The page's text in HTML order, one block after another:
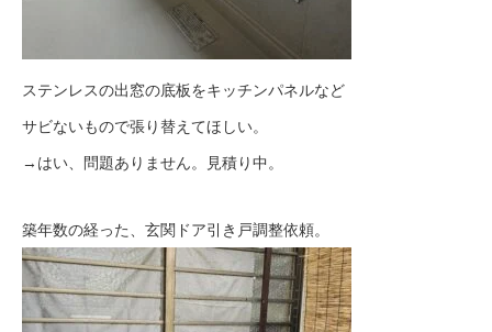
ステンレスの出窓の底板をキッチンパネルなど
サビないもので張り替えてほしい。
→はい、問題ありません。見積り中。
築年数の経った、玄関ドア引き戸調整依頼。